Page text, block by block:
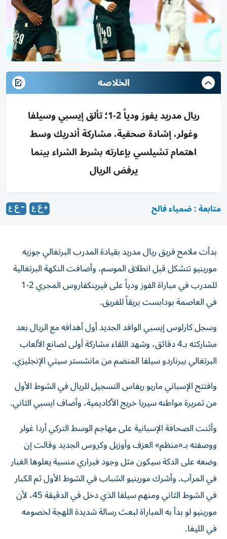
الخلاصه
ريال مدريد يفوز ودياً 2-1؛ تألق إيسبي وسيلفا
وغولر، إشادة صحفية، مشاركة أندريك وسط
اهتمام تشيلسي بإعارته بشرط الشراء بينما
يرفض الريال
متابعة : ضمياء فالح
بدأت ملامح فريق ريال مدريد بقيادة المدرب البرتغالي جوزيه
مورينيو تتشكل قبل انطلاق الموسم، وأضافت النكهة البرتغالية
للمدرب في مباراة الفوز ودياً على فيرينكفاروس المجري 2-1
في العاصمة بودابست بريقاً للفريق.
وسجل كارلوس إيسبي الوافد الجديد أول أهدافه مع الريال بعد
مشاركته بـ4 دقائق، وشهد اللقاء مشاركة أولى لصانع الألعاب
البرتغالي بيرناردو سيلفا المنضم من مانشستر سيتي الإنجليزي.
وافتتح الإسباني ماريو ريفاس التسجيل للريال في الشوط الأول
من تمريرة مواطنه سيريا خريج الأكاديمية، وأضاف ايسبي الثاني.
وأثنت الصحافة الإسبانية على مهاجم الوسط التركي أردا غولر
ووصفته بـ«منظم» العزف وأوزيل وكروس الجديد وقالت إن
وضعه على الدكة سيكون مثل وجود فيراري منسية يعلوها الغبار
في المرآب. وأشرك مورينيو الشباب في الشوط الأول ثم الكبار
في الشوط الثاني ومنهم سيلفا الذي دخل في الدقيقة 45، لأن
مورينيو لو بدأ به المباراة لبعث رسالة شديدة اللهجة لخصومه
في الليغا.